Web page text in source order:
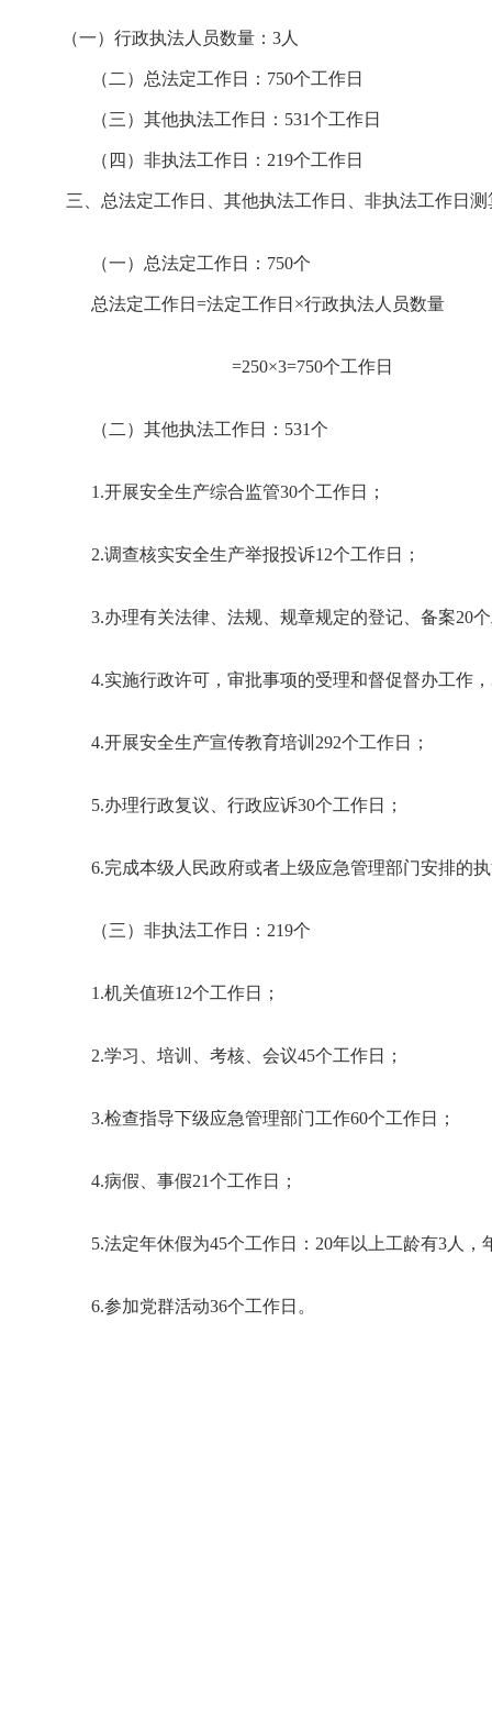
（一）行政执法人员数量：3人
（二）总法定工作日：750个工作日
（三）其他执法工作日：531个工作日
（四）非执法工作日：219个工作日
三、总法定工作日、其他执法工作日、非执法工作日
（一）总法定工作日：750个
总法定工作日=法定工作日×行政执法人员数量
=250×3=750个工作日
（二）其他执法工作日：531个
1.开展安全生产综合监管30个工作日；
2.调查核实安全生产举报投诉12个工作日；
3.办理有关法律、法规、规章规定的登记、备案20
4.实施行政许可，审批事项的受理和督促督办工作
4.开展安全生产宣传教育培训292个工作日；
5.办理行政复议、行政应诉30个工作日；
6.完成本级人民政府或者上级应急管理部门安排的
（三）非执法工作日：219个
1.机关值班12个工作日；
2.学习、培训、考核、会议45个工作日；
3.检查指导下级应急管理部门工作60个工作日；
4.病假、事假21个工作日；
5.法定年休假为45个工作日：20年以上工龄有3人，
6.参加党群活动36个工作日。